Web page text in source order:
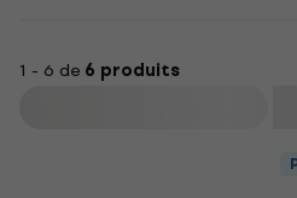
1 - 6 de 6 produits